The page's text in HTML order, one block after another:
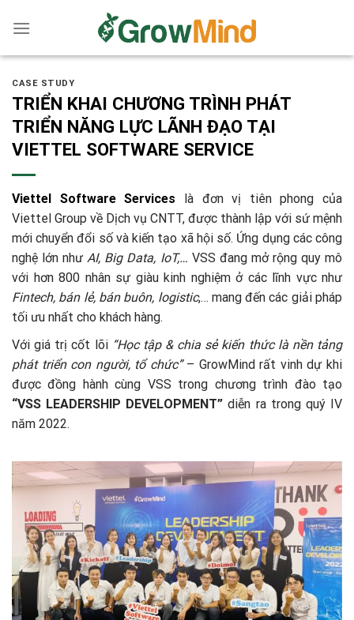
CASE STUDY
TRIỂN KHAI CHƯƠNG TRÌNH PHÁT
TRIỂN NĂNG LỰC LÃNH ĐẠO TẠI
VIETTEL SOFTWARE SERVICE
Viettel Software Services là đơn vị tiên phong của
Viettel Group về Dịch vụ CNTT, được thành lập với sứ mệnh
mới chuyển đổi số và kiến tạo xã hội số. Ứng dụng các công
nghệ lớn như AI, Big Data, IoT,… VSS đang mở rộng quy mô
với hơn 800 nhân sự giàu kinh nghiệm ở các lĩnh vực như
Fintech, bán lẻ, bán buôn, logistic,… mang đến các giải pháp
tối ưu nhất cho khách hàng.
Với giá trị cốt lõi “Học tập & chia sẻ kiến thức là nền tảng
phát triển con người, tổ chức”– GrowMind rất vinh dự khi
được đồng hành cùng VSS trong chương trình đào tạo
“VSS LEADERSHIP DEVELOPMENT” diễn ra trong quý IV
năm 2022.